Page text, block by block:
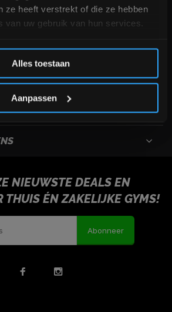
ze heeft verstrekt of die ze hebben
van uw gebruik van hun services.
Alles toestaan
Aanpassen
NIEUWSTE DEALS EN
THUIS ÉN ZAKELIJKE GYMS!
Abonneer
Inschrijven
vallen buiten de korting